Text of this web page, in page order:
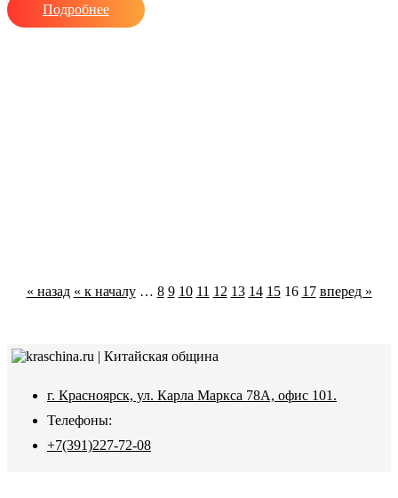
Подробнее
« назад « к началу … 8 9 10 11 12 13 14 15 16 17 вперед »
г. Красноярск, ул. Карла Маркса 78А, офис 101.
Телефоны:
+7(391)227-72-08